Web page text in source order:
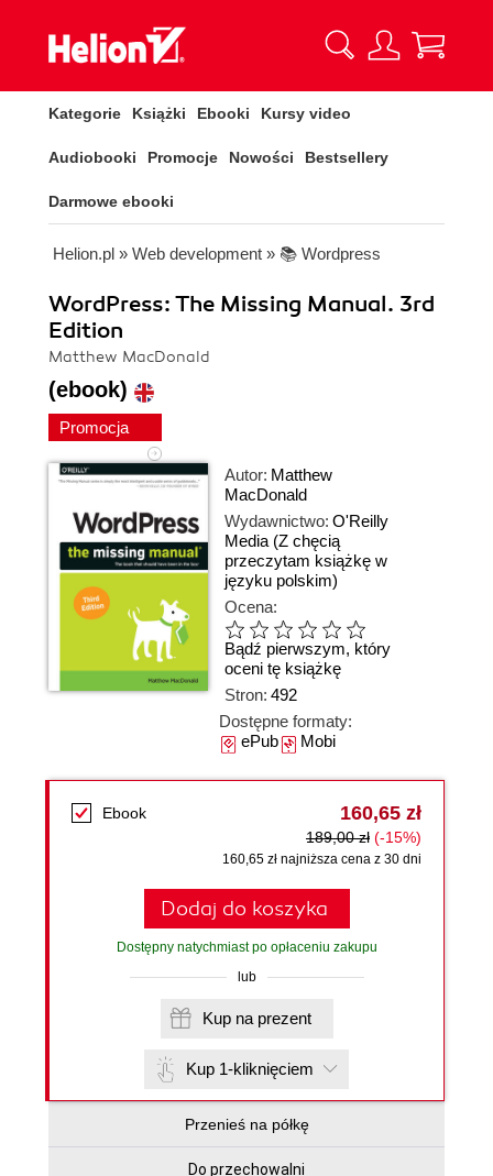
Kategorie Książki Ebooki Kursy video
Audiobooki Promocje Nowości Bestsellery
Darmowe ebooki
Helion.pl » Web development » 📚 Wordpress
WordPress: The Missing Manual. 3rd
Edition
Matthew MacDonald
(ebook)
Promocja
Autor: Matthew
MacDonald
Wydawnictwo: O'Reilly
Media (Z chęcią
przeczytam książkę w
języku polskim)
Ocena:
Bądź pierwszym, który
oceni tę książkę
Stron: 492
Dostępne formaty:
ePubMobi
Ebook 160,65 zł
189,00 zł (-15%)
160,65 zł najniższa cena z 30 dni
Dodaj do koszyka
Dostępny natychmiast po opłaceniu zakupu
lub
Kup na prezent
Kup 1-kliknięciem
Przenieś na półkę
Do przechowalni